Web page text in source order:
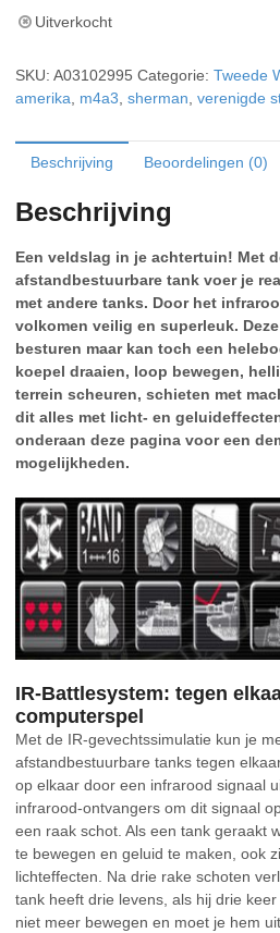
Uitverkocht
SKU: A03102995 Categorie: Tweede
amerika, m4a3, sherman, verenigde
Beschrijving Beoordelingen (0)
Beschrijving
Een veldslag in je achtertuin! Met
afstandbestuurbare tank voer je
met andere tanks. Door het
volkomen veilig en superleuk.
besturen maar kan toch een
koepel draaien, loop bewegen,
terrein scheuren, schieten met
dit alles met licht- en
onderaan deze pagina voor een
mogelijkheden.
IR-Battlesystem: tegen
computerspel
Met de IR-gevechtssimulatie kun je
afstandbestuurbare tanks tegen
op elkaar door een infrarood signaal
infrarood-ontvangers om dit signaal
een raak schot. Als een tank geraakt
te bewegen en geluid te maken, ook
lichteffecten. Na drie rake schoten
tank heeft drie levens, als hij drie
niet meer bewegen en moet je hem